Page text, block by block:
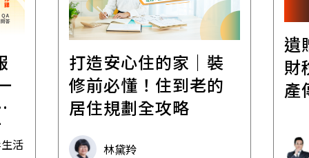
活
打造安心住的家｜裝
修前必懂！住到老的
居住規劃全攻略
林黛羚
遺
財
產